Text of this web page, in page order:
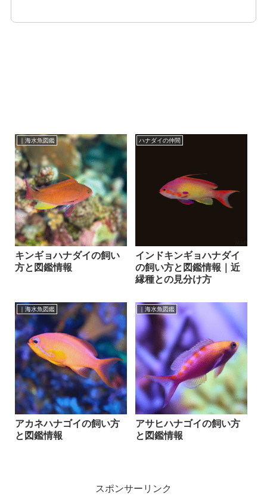
｜海水魚図鑑
キンギョハナダイの飼い
方と図鑑情報
ハナダイの仲間
インドキンギョハナダイ
の飼い方と図鑑情報｜近
縁種との見分け方
｜海水魚図鑑
アカネハナゴイの飼い方
と図鑑情報
｜海水魚図鑑
アサヒハナゴイの飼い方
と図鑑情報
スポンサーリンク